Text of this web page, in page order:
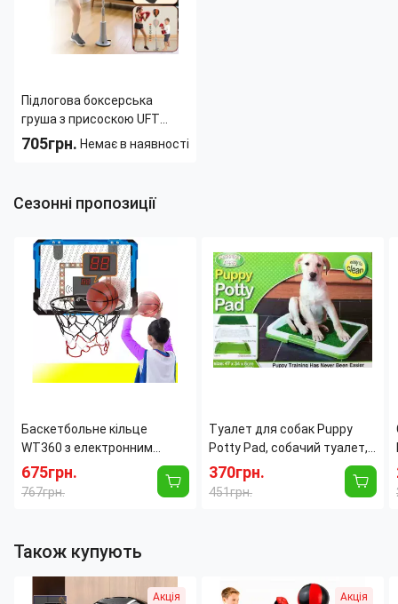
Підлогова боксерська
груша з присоскою UFT
Boxing Reflex, оболонковий
мішок зі швидким відскоком
705грн. Немає в наявності
кожа
Вес:0.987 кг
Высота:150 см
Сезонні пропозиції
Баскетбольне кільце
WT360 з електронним
табло, світлом і звуком, щит
39×28 см, м'яч Ø25 см
675грн.
767грн.
Туалет для собак Puppy
Potty Pad, собачий туалет,
лоток для собак, туалет
для цуценят домашній
туалет для
370грн.
451грн.
Також купують
Акція
Акція